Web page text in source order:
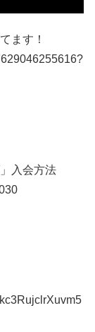
ます！
入会方法